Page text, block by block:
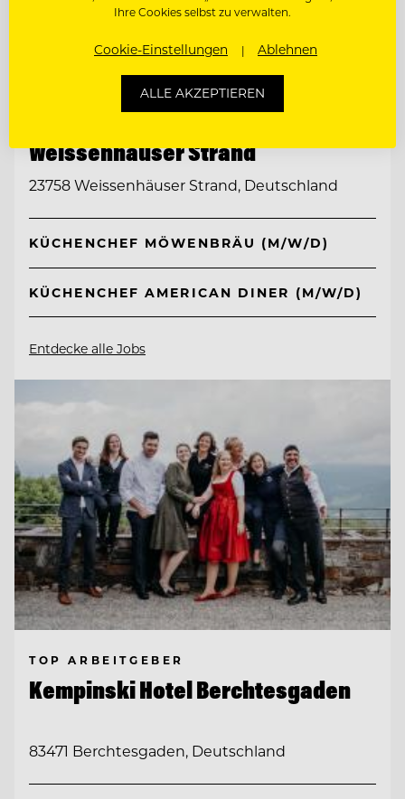
TOP ARBEITGEBER
Weissenhäuser Strand
23758 Weissenhäuser Strand, Deutschland
KÜCHENCHEF MÖWENBRÄU (M/W/D)
KÜCHENCHEF AMERICAN DINER (M/W/D)
Entdecke alle Jobs
TOP ARBEITGEBER
Kempinski Hotel Berchtesgaden
83471 Berchtesgaden, Deutschland
Ihre Cookies selbst zu verwalten.
Cookie-Einstellungen Ablehnen
ALLE AKZEPTIEREN